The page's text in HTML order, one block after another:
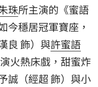
珠所主演的《蜜語
今穩居冠軍寶座，
良 飾）與許蜜語
火熱床戲，甜蜜炸
誠（經超 飾）與小